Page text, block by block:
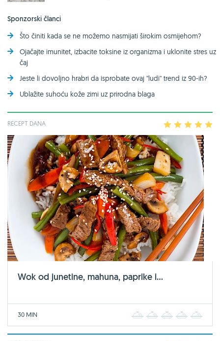
Sponzorski članci
Što činiti kada se ne možemo nasmijati širokim osmijehom?
Ojačajte imunitet, izbacite toksine iz organizma i uklonite stres uz
čaj
Jeste li dovoljno hrabri da isprobate ovaj ''ludi'' trend iz 90-ih?
Ublažite suhoću kože zimi uz prirodna blaga
RECEPT DANA 2 3 4
Wok od junetine, mahuna, paprike i...
30 MIN 2 3 4